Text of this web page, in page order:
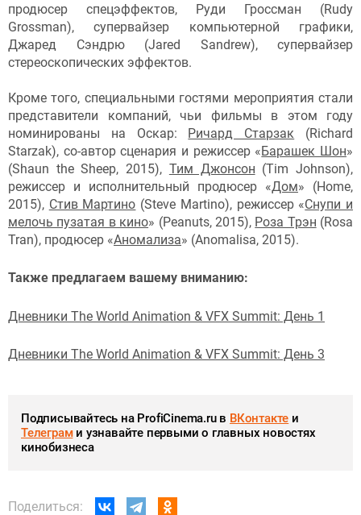
продюсер спецэффектов, Руди Гроссман (Rudy
Grossman), супервайзер компьютерной графики,
Джаред Сэндрю (Jared Sandrew), супервайзер
стереоскопических эффектов.
Кроме того, специальными гостями мероприятия стали
представители компаний, чьи фильмы в этом году
номинированы на Оскар: Ричард Старзак (Richard
Starzak), со-автор сценария и режиссер «Барашек Шон»
(Shaun the Sheep, 2015), Тим Джонсон (Tim Johnson),
режиссер и исполнительный продюсер «Дом» (Home,
2015), Стив Мартино (Steve Martino), режиссер «Снупи и
мелочь пузатая в кино» (Peanuts, 2015), Роза Трэн (Rosa
Tran), продюсер «Аномализа» (Anomalisa, 2015).
Также предлагаем вашему вниманию:
Дневники The World Animation & VFX Summit: День 1
Дневники The World Animation & VFX Summit: День 3
Подписывайтесь на ProfiCinema.ru в ВКонтакте и
Телеграми узнавайте первыми о главных новостях
кинобизнеса
Поделиться: